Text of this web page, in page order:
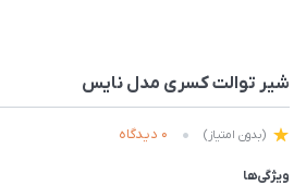
شیر توالت کسری مدل نایس
(بدون امتیاز) 0 دیدگاه
ویژگی‌ها